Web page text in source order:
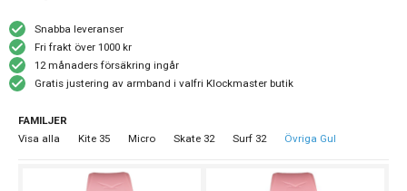
Snabba leveranser
Fri frakt över 1000 kr
12 månaders försäkring ingår
Gratis justering av armband i valfri Klockmaster butik
FAMILJER
Visa alla
Kite 35 Micro Skate 32 Surf 32 Övriga Gul